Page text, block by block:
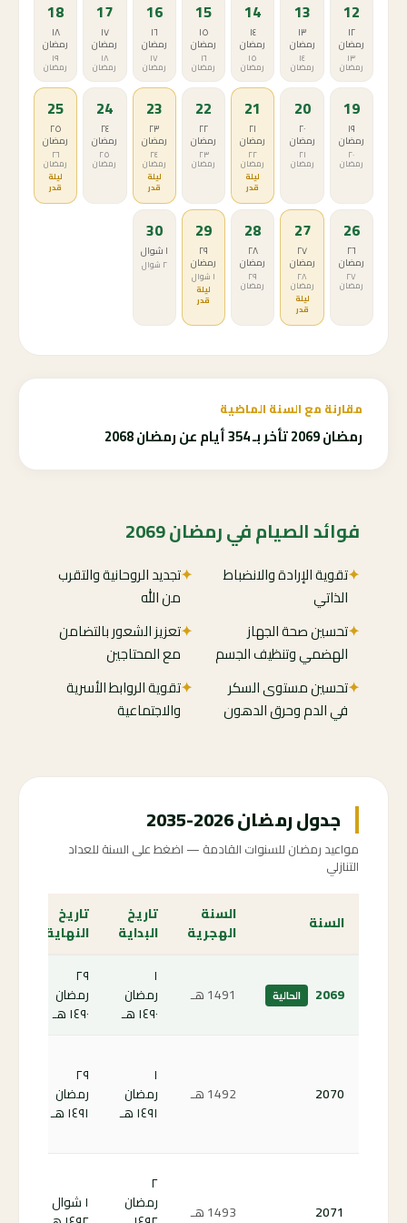
12
١٢
رمضان
١٣
رمضان
13
١٣
رمضان
١٤
رمضان
14
١٤
رمضان
١٥
رمضان
15
١٥
رمضان
١٦
رمضان
16
١٦
رمضان
١٧
رمضان
17
١٧
رمضان
١٨
رمضان
18
١٨
رمضان
١٩
رمضان
19
١٩
رمضان
٢٠
رمضان
20
٢٠
رمضان
٢١
رمضان
21
٢١
رمضان
٢٢
رمضان
ليلة
قدر
22
٢٢
رمضان
٢٣
رمضان
23
٢٣
رمضان
٢٤
رمضان
ليلة
قدر
24
٢٤
رمضان
٢٥
رمضان
25
٢٥
رمضان
٢٦
رمضان
ليلة
قدر
26
٢٦
رمضان
٢٧
رمضان
27
٢٧
رمضان
٢٨
رمضان
ليلة
قدر
28
٢٨
رمضان
٢٩
رمضان
29
٢٩
رمضان
١ شوال
ليلة
قدر
30
١ شوال
٢ شوال
مقارنة مع السنة الماضية
رمضان 2069 تأخر بـ 354 أيام عن رمضان 2068
فوائد الصيام في رمضان 2069
✦تقوية الإرادة والانضباط
الذاتي
✦تجديد الروحانية والتقرب
من الله
✦تحسين صحة الجهاز
الهضمي وتنظيف الجسم
✦تعزيز الشعور بالتضامن
مع المحتاجين
✦تحسين مستوى السكر
في الدم وحرق الدهون
✦تقوية الروابط الأسرية
والاجتماعية
جدول رمضان 2026-2035
مواعيد رمضان للسنوات القادمة — اضغط على السنة للعداد
التنازلي
السنة
السنة
الهجرية
تاريخ
البداية
تاريخ
النهاية
2069 الحالية 1491هـ
١
رمضان
١٤٩٠ هـ
٢٩
رمضان
١٤٩٠ هـ
2070
1492هـ
١
رمضان
١٤٩١ هـ
٢٩
رمضان
١٤٩١ هـ
2071
1493هـ
٢
رمضان
١ شوال